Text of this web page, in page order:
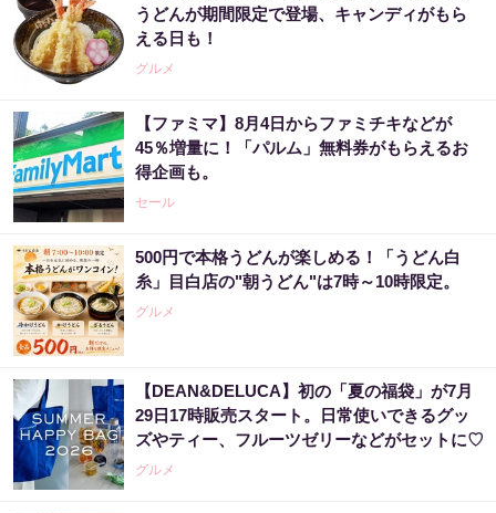
うどんが期間限定で登場、キャンディがもら
える日も！
グルメ
【ファミマ】8月4日からファミチキなどが
45％増量に！「パルム」無料券がもらえるお
得企画も。
セール
500円で本格うどんが楽しめる！「うどん白
糸」目白店の"朝うどん"は7時～10時限定。
グルメ
【DEAN&DELUCA】初の「夏の福袋」が7月
29日17時販売スタート。日常使いできるグッ
ズやティー、フルーツゼリーなどがセットに♡
グルメ